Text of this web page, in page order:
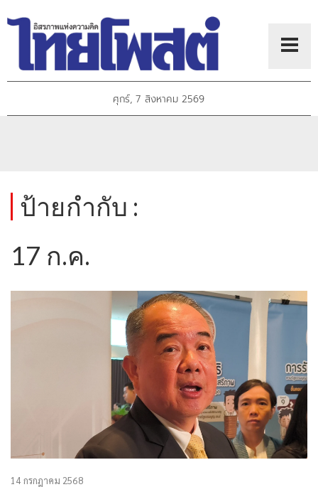
ศุกร์, 7 สิงหาคม 2569
ป้ายกำกับ :
17 ก.ค.
14 กรกฎาคม 2568